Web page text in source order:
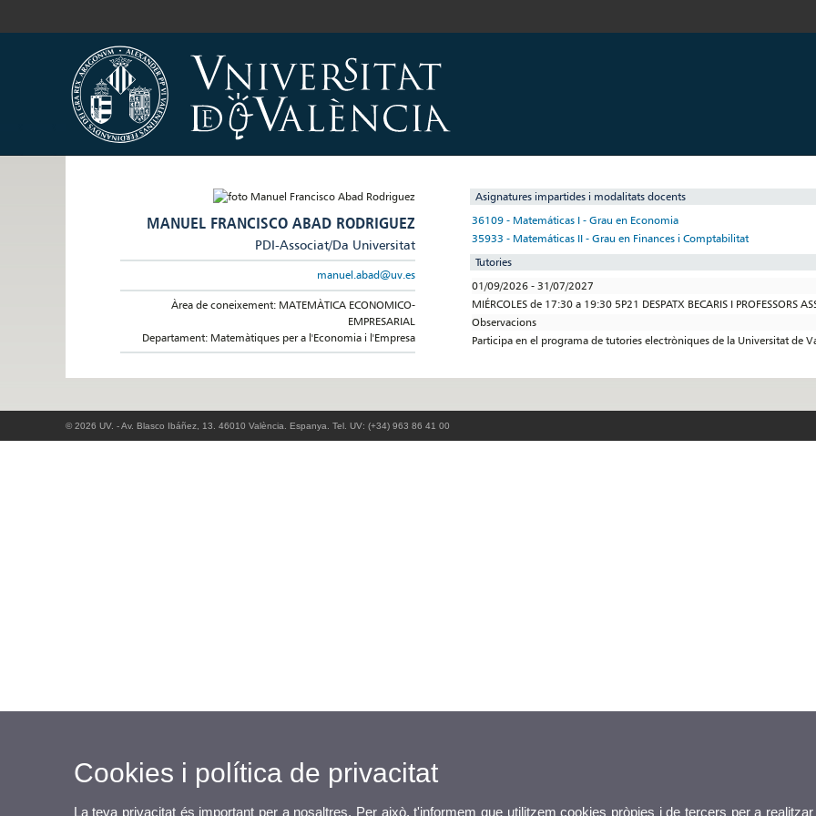
MANUEL FRANCISCO ABAD RODRIGUEZ
PDI-Associat/Da Universitat
manuel.abad@uv.es
Àrea de coneixement: MATEMÀTICA ECONOMICO-
EMPRESARIAL
Departament: Matemàtiques per a l'Economia i l'Empresa
Asignatures impartides i modalitats docents
36109 - Matemáticas I - Grau en Economia
35933 - Matemáticas II - Grau en Finances i Comptabilitat
Tutories
01/09/2026 - 31/07/2027
MIÉRCOLES de 17:30 a 19:30 5P21 DESPATX BECARIS I PROFESSORS
Observacions
Participa en el programa de tutories electròniques de la Universitat de
© 2026 UV. - Av. Blasco Ibáñez, 13. 46010 València. Espanya. Tel. UV: (+34) 963 86 41 00
Cookies i política de privacitat
La teva privacitat és important per a nosaltres. Per això, t'informem que utilitzem cookies pròpies i de tercers per a realitzar